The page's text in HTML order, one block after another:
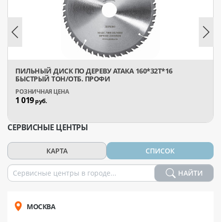
ПИЛЬНЫЙ ДИСК ПО ДЕРЕВУ АТАКА 160*32T*16
БЫСТРЫЙ ТОН/ОТБ. ПРОФИ
1 019руб.
СЕРВИСНЫЕ ЦЕНТРЫ
КАРТА СПИСОК
НАЙТИ
МОСКВА